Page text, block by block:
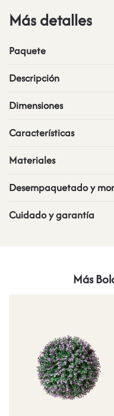
Más detalles
Paquete
Descripción
Dimensiones
Características
Materiales
Desempaquetado y
Cuidado y garantía
Más